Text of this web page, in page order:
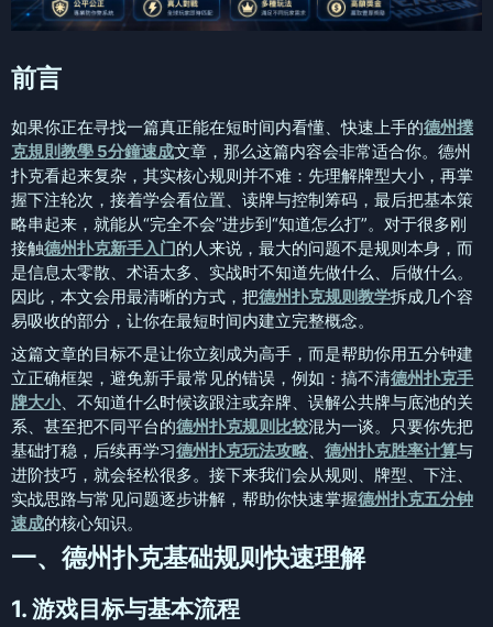
前言
如果你正在寻找一篇真正能在短时间内看懂、快速上手的德州撲
克規則教學 5分鐘速成文章，那么这篇内容会非常适合你。德州
扑克看起来复杂，其实核心规则并不难：先理解牌型大小，再掌
握下注轮次，接着学会看位置、读牌与控制筹码，最后把基本策
略串起来，就能从“完全不会”进步到“知道怎么打”。对于很多刚
接触德州扑克新手入门的人来说，最大的问题不是规则本身，而
是信息太零散、术语太多、实战时不知道先做什么、后做什么。
因此，本文会用最清晰的方式，把德州扑克规则教学拆成几个容
易吸收的部分，让你在最短时间内建立完整概念。
这篇文章的目标不是让你立刻成为高手，而是帮助你用五分钟建
立正确框架，避免新手最常见的错误，例如：搞不清德州扑克手
牌大小、不知道什么时候该跟注或弃牌、误解公共牌与底池的关
系、甚至把不同平台的德州扑克规则比较混为一谈。只要你先把
基础打稳，后续再学习德州扑克玩法攻略 德州扑克胜率计算与
进阶技巧，就会轻松很多。接下来我们会从规则、牌型、下注、
实战思路与常见问题逐步讲解，帮助你快速掌握德州扑克五分钟
速成的核心知识。
一、德州扑克基础规则快速理解
1. 游戏目标与基本流程